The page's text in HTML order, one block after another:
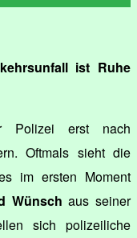
ist Ruhe
Polizei erst nach
Oftmals sieht die
im ersten Moment
Wünsch aus seiner
sich polizeiliche